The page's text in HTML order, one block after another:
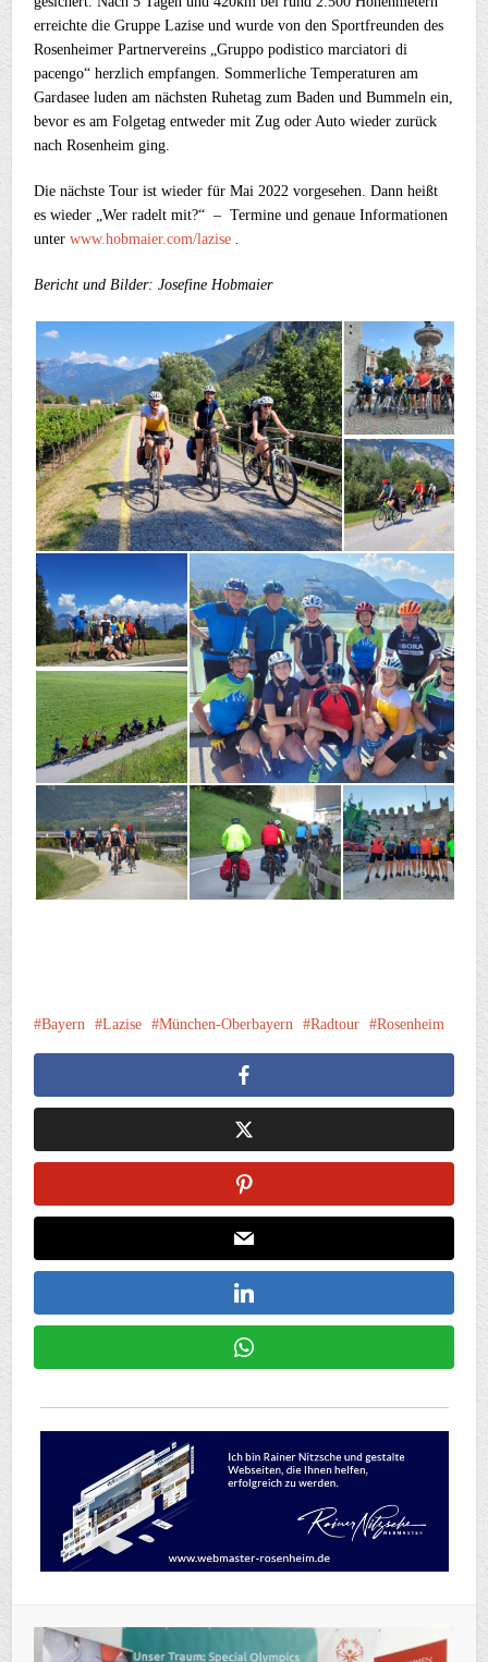
erreichte die Gruppe Lazise und wurde von den Sportfreunden des
Rosenheimer Partnervereins „Gruppo podistico marciatori di
pacengo“ herzlich empfangen. Sommerliche Temperaturen am
Gardasee luden am nächsten Ruhetag zum Baden und Bummeln ein,
bevor es am Folgetag entweder mit Zug oder Auto wieder zurück
nach Rosenheim ging.
Die nächste Tour ist wieder für Mai 2022 vorgesehen. Dann heißt
es wieder „Wer radelt mit?“ – Termine und genaue Informationen
unterwww.hobmaier.com/lazise .
Bericht und Bilder: Josefine Hobmaier
Bayern Lazise München-Oberbayern Radtour Rosenheim